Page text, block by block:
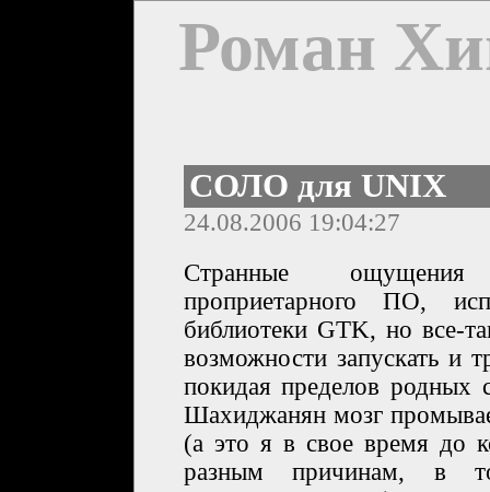
Роман
СОЛО для UNIX
24.08.2006 19:04:27
Странные
проприетарного ПО,
библиотеки GTK, но все-
возможности запускать и
покидая пределов родных
Шахиджанян мозг
(а это я в свое время до
разным причинам, в